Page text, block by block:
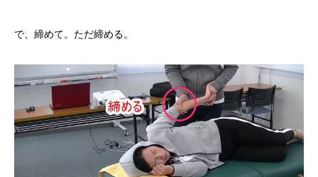
で、締めて。ただ締める。